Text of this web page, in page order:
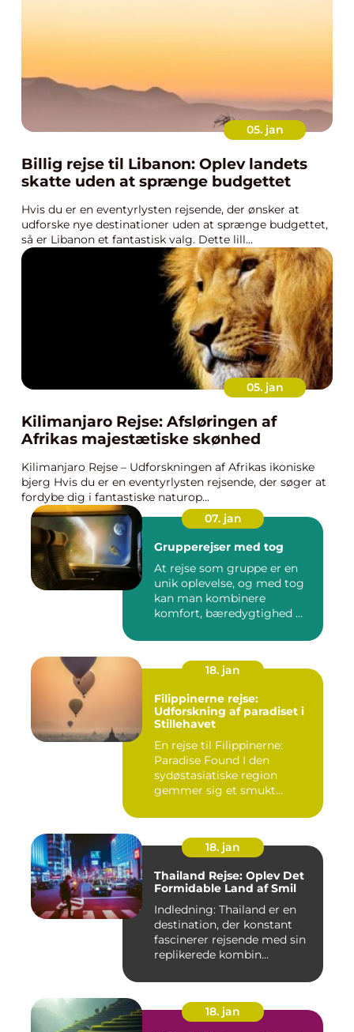
05. jan
Billig rejse til Libanon: Oplev landets
skatte uden at sprænge budgettet
Hvis du er en eventyrlysten rejsende, der ønsker at
udforske nye destinationer uden at sprænge budgettet,
så er Libanon et fantastisk valg. Dette lill...
05. jan
Kilimanjaro Rejse: Afsløringen af
Afrikas majestætiske skønhed
Kilimanjaro Rejse – Udforskningen af Afrikas ikoniske
bjerg Hvis du er en eventyrlysten rejsende, der søger at
fordybe dig i fantastiske naturop...
07. jan
Grupperejser med tog
At rejse som gruppe er en
unik oplevelse, og med tog
kan man kombinere
komfort, bæredygtighed ...
18. jan
Filippinerne rejse:
Udforskning af paradiset i
Stillehavet
En rejse til Filippinerne:
Paradise Found I den
sydøstasiatiske region
gemmer sig et smukt
18. jan
Thailand Rejse: Oplev Det
Formidable Land af Smil
Indledning: Thailand er en
destination, der konstant
fascinerer rejsende med sin
replikerede kombin...
18. jan